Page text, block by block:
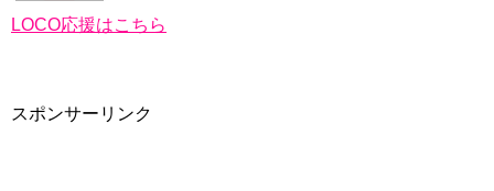
LOCO応援はこちら
スポンサーリンク